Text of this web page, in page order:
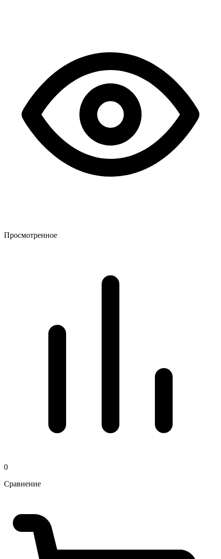
Просмотренное
0
Сравнение